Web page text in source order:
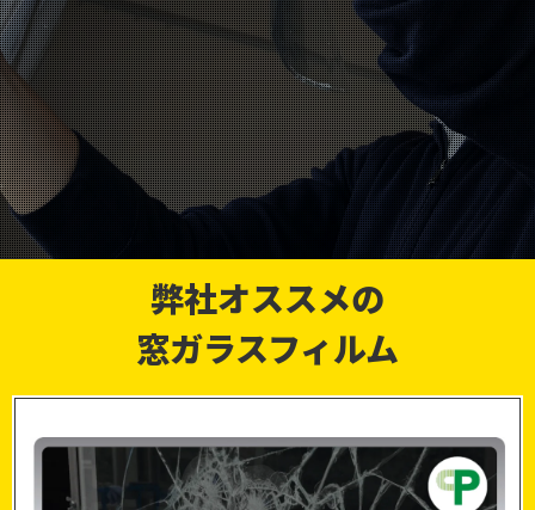
弊社オススメの
窓ガラスフィルム